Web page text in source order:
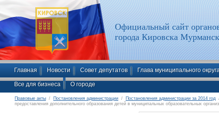
Официальный сайт
города Кировска
Главная Новости Совет депутатов Глава муниципального
Все для бизнеса О городе
Правовые акты / Постановления администрации / Постановления администрации за 2014 год
предоставления дополнительного образования детей в муниципальных образовательных